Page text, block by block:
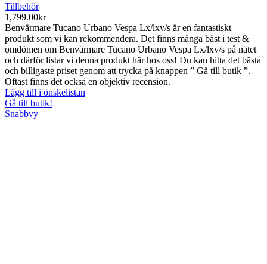
Tillbehör
1,799.00kr
Benvärmare Tucano Urbano Vespa Lx/lxv/s är en fantastiskt
produkt som vi kan rekommendera. Det finns många bäst i test &
omdömen om Benvärmare Tucano Urbano Vespa Lx/lxv/s på nätet
och därför listar vi denna produkt här hos oss! Du kan hitta det bästa
och billigaste priset genom att trycka på knappen ” Gå till butik ”.
Oftast finns det också en objektiv recension.
Lägg till i önskelistan
Gå till butik!
Snabbvy